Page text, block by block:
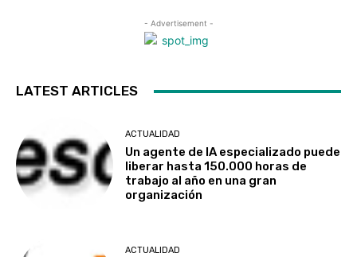
- Advertisement -
LATEST ARTICLES
ACTUALIDAD
Un agente de IA especializado puede
liberar hasta 150.000 horas de
trabajo al año en una gran
organización
ACTUALIDAD